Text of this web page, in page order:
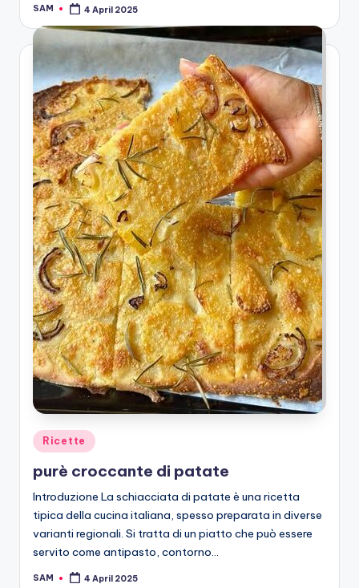
Posted
SAM 4 April 2025
Posted
in
Ricette
purè croccante di patate
Introduzione La schiacciata di patate è una ricetta
tipica della cucina italiana, spesso preparata in diverse
varianti regionali. Si tratta di un piatto che può essere
servito come antipasto, contorno…
Posted
SAM 4 April 2025